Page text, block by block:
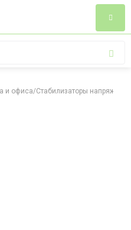
и офиса/Стабилизаторы напряжения